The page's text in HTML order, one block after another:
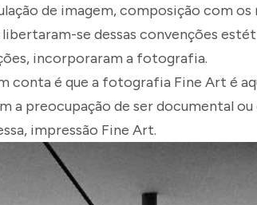
de imagem, composição com os
se dessas convenções
incorporaram a fotografia.
conta é que a fotografia Fine Art é
a preocupação de ser documental ou
impressão Fine Art.